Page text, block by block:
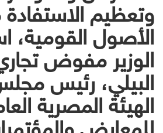
وتعظيم
الأصول القومية،
الوزير مفوض
البيلي، رئيس
الهيئة المصرية
للمعارض